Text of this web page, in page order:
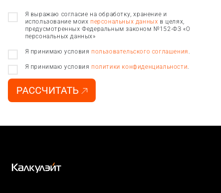
Я выражаю согласие на обработку, хранение и
использование моих персональных данных в целях,
предусмотренных Федеральным законом №152-ФЗ «О
персональных данных»
Я принимаю условия пользовательского соглашения .
Я принимаю условия политики конфиденциальности.
РАССЧИТАТЬ